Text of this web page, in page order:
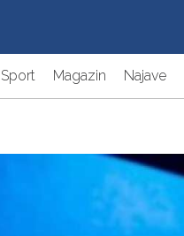
Sport Magazin Najave